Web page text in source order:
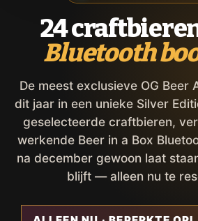
24
Bluetooth
De meest exclusieve OG Beer
dit jaar in een unieke Silver
geselecteerde craftbieren,
werkende Beer in a Box
na december gewoon laat
blijft — alleen nu te